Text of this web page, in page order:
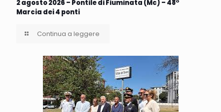
2 agosto 2026 – Pontile di Fiuminata (Mc) – 48°
Marcia dei 4 ponti
Continua a leggere